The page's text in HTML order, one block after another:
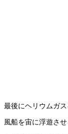
最後にヘリウムガス
風船を宙に浮遊さ